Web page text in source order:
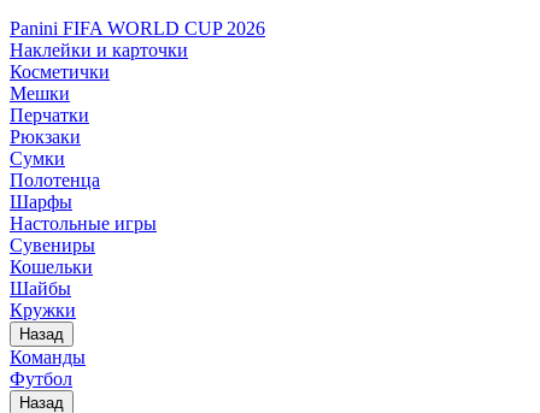
Panini FIFA WORLD CUP 2026
Наклейки и карточки
Косметички
Мешки
Перчатки
Рюкзаки
Сумки
Полотенца
Шарфы
Настольные игры
Сувениры
Кошельки
Шайбы
Кружки
Назад
Команды
Футбол
Назад